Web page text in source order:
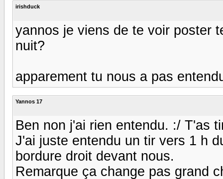
irishduck
yannos je viens de te voir poster
nuit?
apparement tu nous a pas
Yannos 17
Ben non j'ai rien entendu. :/ T'as
J'ai juste entendu un tir vers 1 h
bordure droit devant nous.
Remarque ça change pas grand